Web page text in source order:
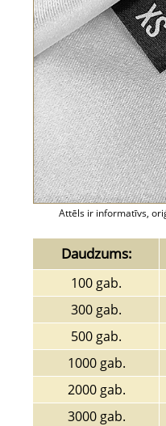
Attēls ir informatīvs,
Daudzums:
100 gab.
300 gab.
500 gab.
1000 gab.
2000 gab.
3000 gab.